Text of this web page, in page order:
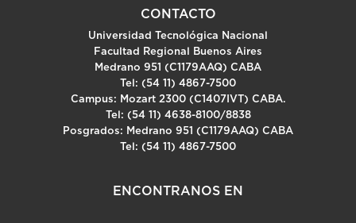
CONTACTO
Universidad Tecnológica Nacional
Facultad Regional Buenos Aires
Medrano 951 (C1179AAQ) CABA
Tel: (54 11) 4867-7500
Campus: Mozart 2300 (C1407IVT) CABA.
Tel: (54 11) 4638-8100/8838
Posgrados: Medrano 951 (C1179AAQ) CABA
Tel: (54 11) 4867-7500
ENCONTRANOS EN